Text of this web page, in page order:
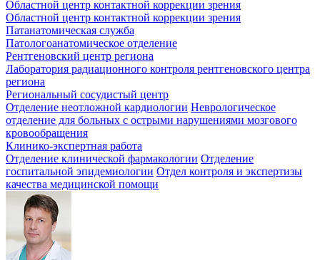
Областной центр контактной коррекции зрения
Областной центр контактной коррекции зрения
Патанатомическая служба
Патологоанатомическое отделение
Рентгеновский центр региона
Лаборатория радиационного контроля рентгеновского центра
региона
Региональный сосудистый центр
Отделение неотложной кардиологии Неврологическое
отделение для больных с острыми нарушениями мозгового
кровообращения
Клинико-экспертная работа
Отделение клинической фармакологии Отделение
госпитальной эпидемиологии Отдел контроля и экспертизы
качества медицинской помощи